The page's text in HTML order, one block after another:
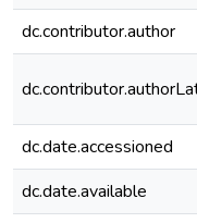
dc.contributor.author
dc.date.accessioned
dc.date.available